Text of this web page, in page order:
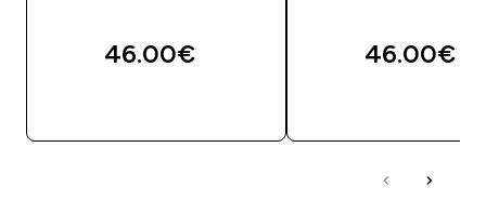
46.00€‎ 46.00€‎